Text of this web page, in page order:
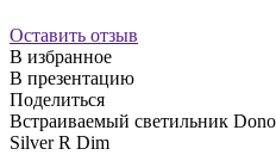
Оставить отзыв
В избранное
В презентацию
Поделиться
Встраиваемый светильник
Silver R Dim